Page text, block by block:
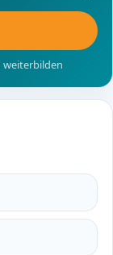
weiterbilden